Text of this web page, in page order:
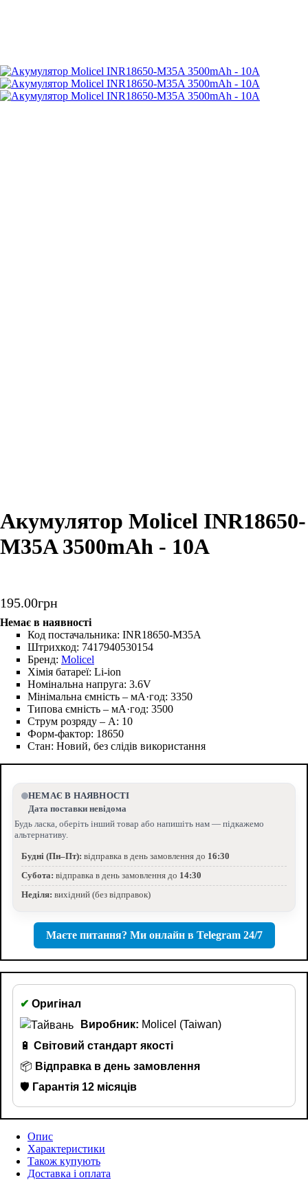
Акумулятор Molicel INR18650-
M35A 3500mAh - 10A
195.00грн
Код постачальника: INR18650-M35A
Штрихкод: 7417940530154
Бренд: Molicel
Хімія батареї: Li-ion
Номінальна напруга: 3.6V
Мінімальна ємність – мА·год: 3350
Типова ємність – мА·год: 3500
Струм розряду – А: 10
Форм-фактор: 18650
Стан: Новий, без слідів використання
НЕМАЄ В НАЯВНОСТІ
Дата поставки невідома
Будь ласка, оберіть інший товар або напишіть нам — підкажемо
альтернативу.
Будні (Пн–Пт): відправка в день замовлення до 16:30
Субота: відправка в день замовлення до 14:30
Неділя: вихідний (без відправок)
Маєте питання? Ми онлайн в Telegram 24/7
✔ Оригінал
Виробник: Molicel (Taiwan)
🔋 Світовий стандарт якості
📦 Відправка в день замовлення
🛡️ Гарантія 12 місяців
Опис
Характеристики
Також купують
Доставка і оплата